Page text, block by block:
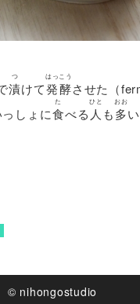
漬
つ
けて発酵
はっこう
させた（
っしょに食
た
べる 人
ひと
も多
おお
© nihongostudio